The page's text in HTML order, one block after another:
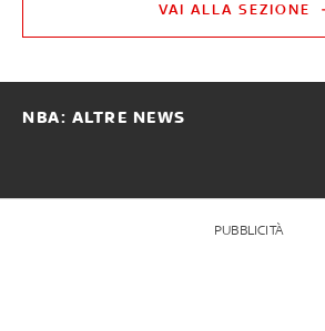
VAI ALLA SEZIONE
NBA: ALTRE NEWS
PUBBLICITÀ